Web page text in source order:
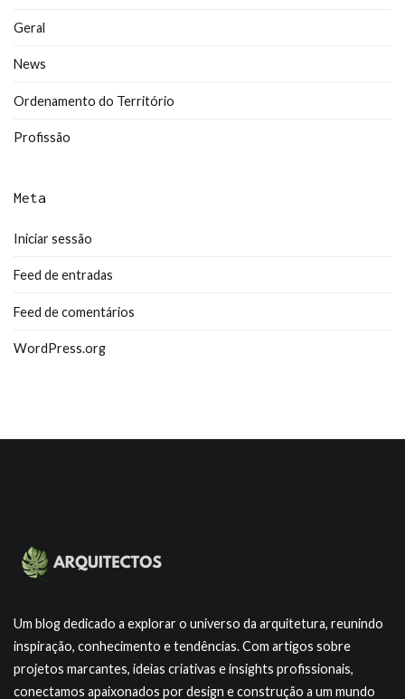
Geral
News
Ordenamento do Território
Profissão
Meta
Iniciar sessão
Feed de entradas
Feed de comentários
WordPress.org
Um blog dedicado a explorar o universo da arquitetura, reunindo
inspiração, conhecimento e tendências. Com artigos sobre
projetos marcantes, ideias criativas e insights profissionais,
conectamos apaixonados por design e construção a um mundo